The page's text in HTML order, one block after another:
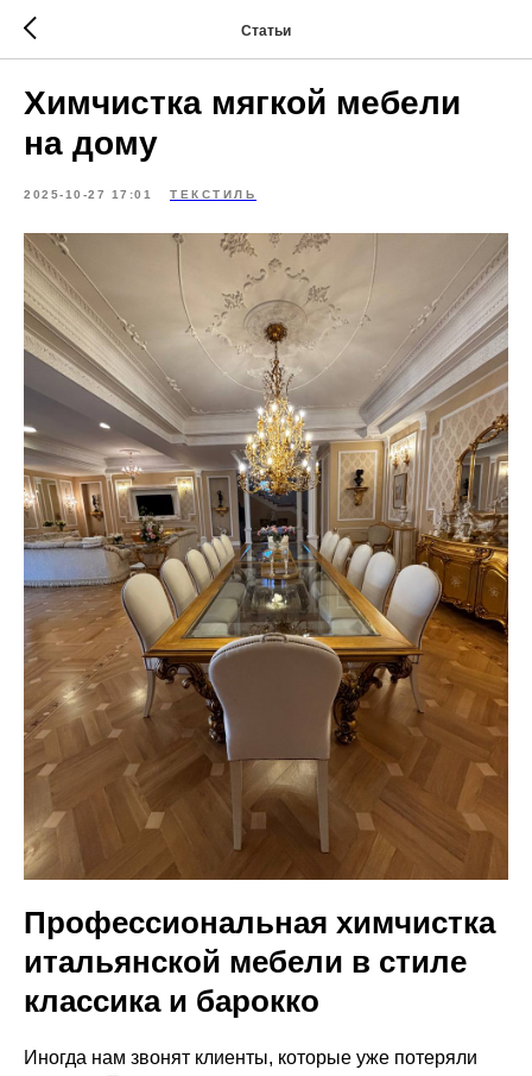
Статьи
Химчистка мягкой мебели
на дому
2025-10-27 17:01 ТЕКСТИЛЬ
Профессиональная химчистка
итальянской мебели в стиле
классика и барокко
Иногда нам звонят клиенты, которые уже потеряли